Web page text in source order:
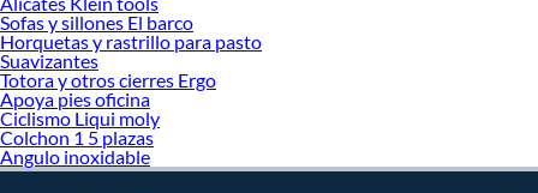
Sofas y sillones El barco
Horquetas y rastrillo para pasto
Suavizantes
Totora y otros cierres Ergo
Apoya pies oficina
Ciclismo Liqui moly
Colchon 1 5 plazas
Angulo inoxidable